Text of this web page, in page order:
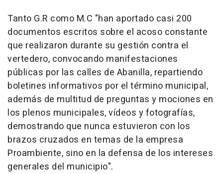
Tanto G.R como M.C "han aportado casi 200
documentos escritos sobre el acoso constante
que realizaron durante su gestión contra el
vertedero, convocando manifestaciones
públicas por las calles de Abanilla, repartiendo
boletines informativos por el término municipal,
además de multitud de preguntas y mociones en
los plenos municipales, vídeos y fotografías,
demostrando que nunca estuvieron con los
brazos cruzados en temas de la empresa
Proambiente, sino en la defensa de los intereses
generales del municipio".